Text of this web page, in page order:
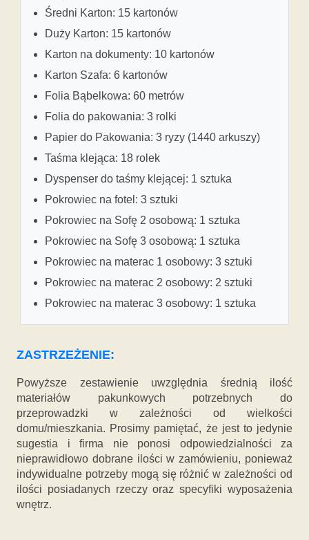
Średni Karton: 15 kartonów
Duży Karton: 15 kartonów
Karton na dokumenty: 10 kartonów
Karton Szafa: 6 kartonów
Folia Bąbelkowa: 60 metrów
Folia do pakowania: 3 rolki
Papier do Pakowania: 3 ryzy (1440 arkuszy)
Taśma klejąca: 18 rolek
Dyspenser do taśmy klejącej: 1 sztuka
Pokrowiec na fotel: 3 sztuki
Pokrowiec na Sofę 2 osobową: 1 sztuka
Pokrowiec na Sofę 3 osobową: 1 sztuka
Pokrowiec na materac 1 osobowy: 3 sztuki
Pokrowiec na materac 2 osobowy: 2 sztuki
Pokrowiec na materac 3 osobowy: 1 sztuka
ZASTRZEŻENIE:
Powyższe zestawienie uwzględnia średnią ilość
materiałów pakunkowych potrzebnych do
przeprowadzki w zależności od wielkości
domu/mieszkania. Prosimy pamiętać, że jest to jedynie
sugestia i firma nie ponosi odpowiedzialności za
nieprawidłowo dobrane ilości w zamówieniu, ponieważ
indywidualne potrzeby mogą się różnić w zależności od
ilości posiadanych rzeczy oraz specyfiki wyposażenia
wnętrz.